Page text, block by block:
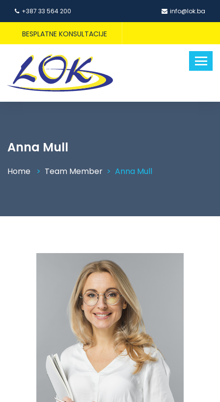
+387 33 564 200 info@lok.ba
BESPLATNE KONSULTACIJE
Anna Mull
Home Team Member Anna Mull